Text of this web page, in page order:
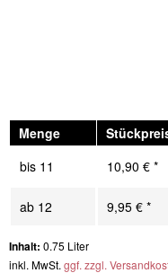
Menge
bis 11 10,90 € *
ab 12 9,95 € *
Inhalt: 0.75 Liter
inkl. MwSt. ggf. zzgl.